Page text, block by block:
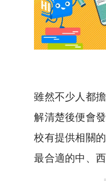
雖然不少人都
解清楚後便會
校有提供相關
最合適的中、